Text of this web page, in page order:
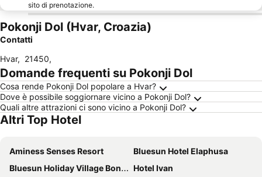
sito di prenotazione.
Pokonji Dol (Hvar, Croazia)
Contatti
Hvar, 21450,
Domande frequenti su Pokonji Dol
Cosa rende Pokonji Dol popolare a Hvar?
Dove è possibile soggiornare vicino a Pokonji Dol?
Quali altre attrazioni ci sono vicino a Pokonji Dol?
Altri Top Hotel
Aminess Senses Resort
Bluesun Hotel Elaphusa
Bluesun Holiday Village Bonaca
Hotel Ivan